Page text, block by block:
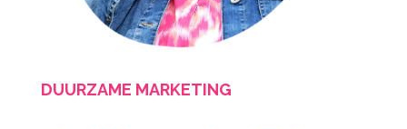
DUURZAME MARKETING